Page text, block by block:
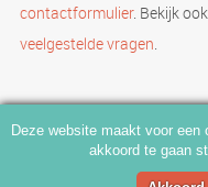
contactformulier. Bekijk
veelgestelde vragen.
Deze website maakt voor
akkoord te gaan